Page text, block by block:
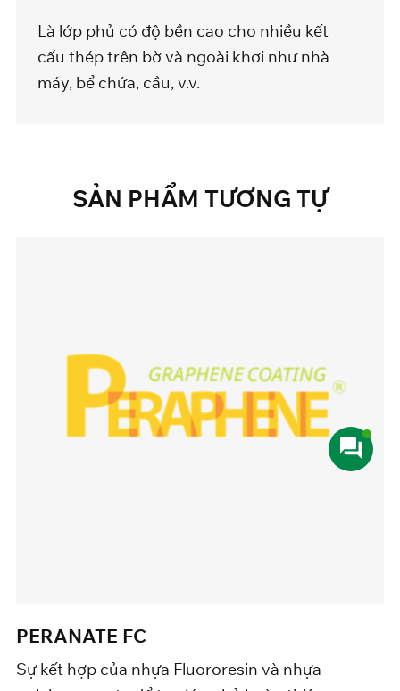
Là lớp phủ có độ bền cao cho nhiều kết
cấu thép trên bờ và ngoài khơi như nhà
máy, bể chứa, cầu, v.v.
SẢN PHẨM TƯƠNG TỰ
FC
hợp của nhựa Fluororesin và nhựa